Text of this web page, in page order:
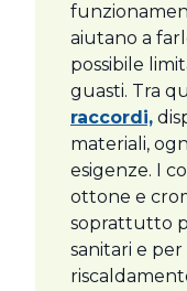
aiutano a
possibile
guasti. Tra
raccordi,
materiali,
esigenze. I
ottone e
soprattutto
sanitari e